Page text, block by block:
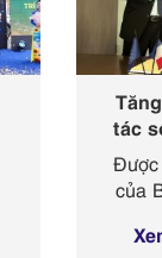
tác
giữa
trí
Được
của